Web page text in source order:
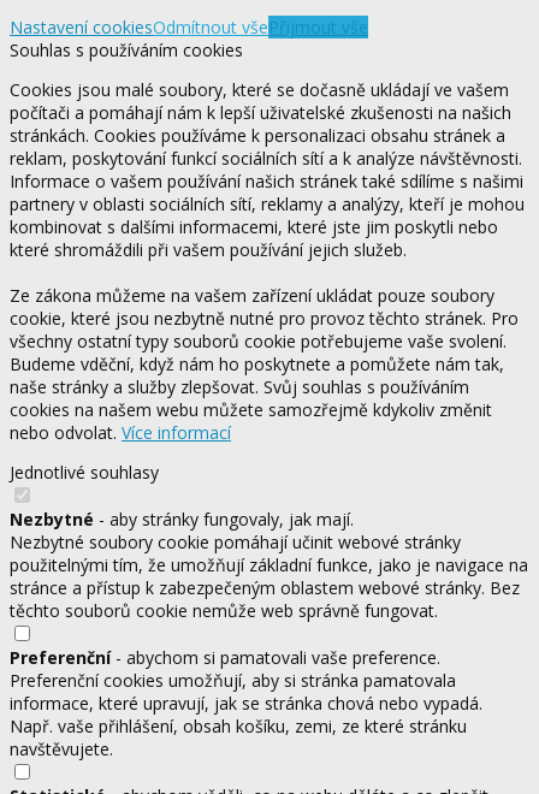
Nastavení cookiesOdmítnout všePřijmout vše
Souhlas s používáním cookies
Cookies jsou malé soubory, které se dočasně ukládají ve vašem
počítači a pomáhají nám k lepší uživatelské zkušenosti na našich
stránkách. Cookies používáme k personalizaci obsahu stránek a
reklam, poskytování funkcí sociálních sítí a k analýze návštěvnosti.
Informace o vašem používání našich stránek také sdílíme s našimi
partnery v oblasti sociálních sítí, reklamy a analýzy, kteří je mohou
kombinovat s dalšími informacemi, které jste jim poskytli nebo
které shromáždili při vašem používání jejich služeb.
Ze zákona můžeme na vašem zařízení ukládat pouze soubory
cookie, které jsou nezbytně nutné pro provoz těchto stránek. Pro
všechny ostatní typy souborů cookie potřebujeme vaše svolení.
Budeme vděční, když nám ho poskytnete a pomůžete nám tak,
naše stránky a služby zlepšovat. Svůj souhlas s používáním
cookies na našem webu můžete samozřejmě kdykoliv změnit
nebo odvolat. Více informací
Jednotlivé souhlasy
Nezbytné - aby stránky fungovaly, jak mají.
Nezbytné soubory cookie pomáhají učinit webové stránky
použitelnými tím, že umožňují základní funkce, jako je navigace na
stránce a přístup k zabezpečeným oblastem webové stránky. Bez
těchto souborů cookie nemůže web správně fungovat.
Preferenční- abychom si pamatovali vaše preference.
Preferenční cookies umožňují, aby si stránka pamatovala
informace, které upravují, jak se stránka chová nebo vypadá.
Např. vaše přihlášení, obsah košíku, zemi, ze které stránku
navštěvujete.